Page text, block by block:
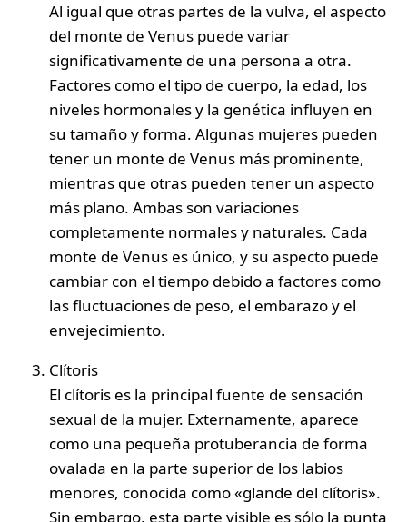
Al igual que otras partes de la vulva, el aspecto
del monte de Venus puede variar
significativamente de una persona a otra.
Factores como el tipo de cuerpo, la edad, los
niveles hormonales y la genética influyen en
su tamaño y forma. Algunas mujeres pueden
tener un monte de Venus más prominente,
mientras que otras pueden tener un aspecto
más plano. Ambas son variaciones
completamente normales y naturales. Cada
monte de Venus es único, y su aspecto puede
cambiar con el tiempo debido a factores como
las fluctuaciones de peso, el embarazo y el
envejecimiento.
Clítoris
El clítoris es la principal fuente de sensación
sexual de la mujer. Externamente, aparece
como una pequeña protuberancia de forma
ovalada en la parte superior de los labios
menores, conocida como «glande del clítoris».
Sin embargo, esta parte visible es sólo la punta